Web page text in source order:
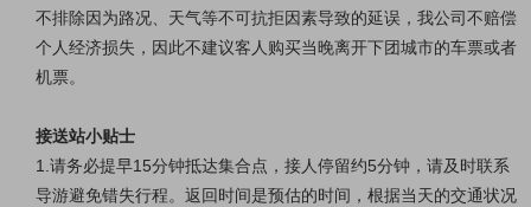
不排除因为路况、天气等不可抗拒因素导致的延误，我公司不赔偿
个人经济损失 ，因此不建议客人购买当晚离开下团城市的车票或者
机票。
接送站小贴士
1.请务必提早15分钟抵达集合点，接人停留约5分钟，请及时联系
导游避免错失行程。 返回时间是预估的时间，根据当天的交通状况